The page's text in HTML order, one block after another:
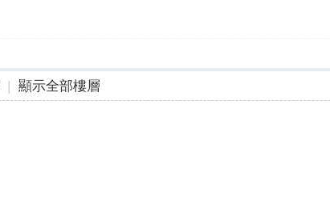
| 顯示全部樓層